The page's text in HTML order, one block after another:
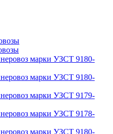
марки УЗСТ 9180-
марки УЗСТ 9180-
марки УЗСТ 9179-
марки УЗСТ 9178-
марки УЗСТ 9180-